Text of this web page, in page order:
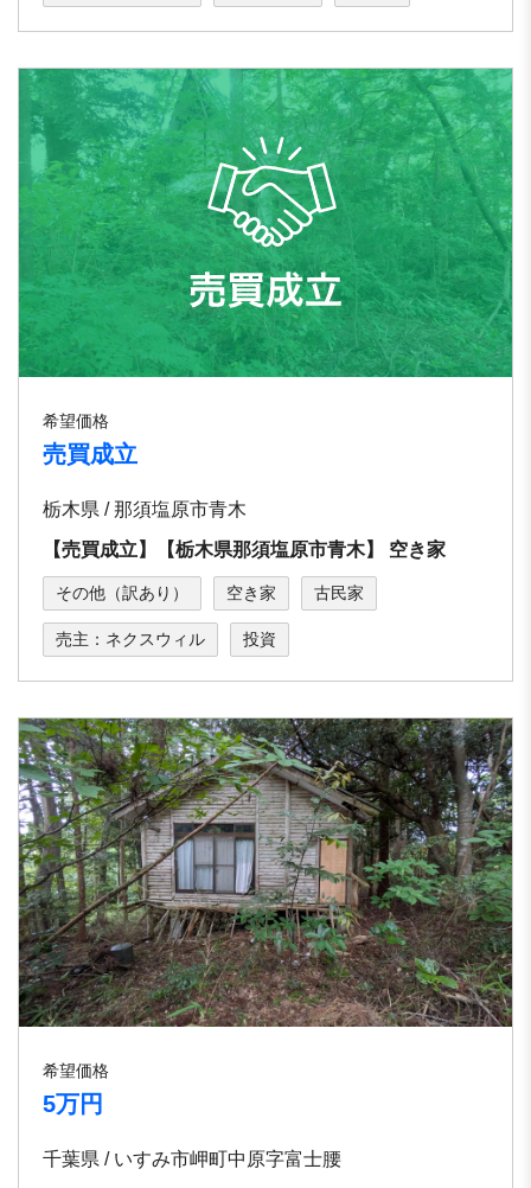
希望価格
売買成立
栃木県 / 那須塩原市青木
【売買成立】【栃⽊県那須塩原市⻘⽊】 空き家
その他（訳あり） 空き家 古民家
売主：ネクスウィル 投資
希望価格
5万円
千葉県 / いすみ市岬町中原字富⼠腰